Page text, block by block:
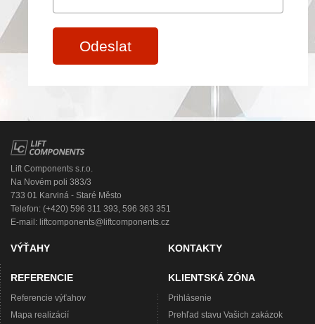
Odeslat
Lift Components s.r.o.
Na Novém poli 383/3
733 01 Karviná - Staré Město
Telefon: (+420) 596 311 393, 596 363 351
E-mail: liftcomponents@liftcomponents.cz
VÝŤAHY
REFERENCIE
Referencie výťahov
Mapa realizácií
KONTAKTY
KLIENTSKÁ ZÓNA
Prihlásenie
Prehľad stavu Vašich zakázok